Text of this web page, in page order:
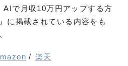
AIで月収10万円アップする方
に掲載されている内容をも
/ 楽天